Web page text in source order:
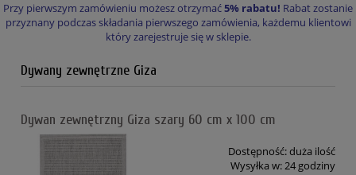
Przy pierwszym zamówieniu możesz otrzymać5% rabatu! Rabat zostanie
przyznany podczas składania pierwszego zamówienia, każdemu klientowi
który zarejestruje się w sklepie.
Dywany zewnętrzne Giza
Dywan zewnętrzny Giza szary 60 cm x 100 cm
Dostępność:duża ilość
Wysyłka w:24 godziny